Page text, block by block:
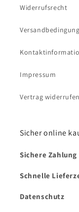
Widerrufsrecht
Impressum
Vertrag widerrufen
Sicher online
Sichere Zahlung
Schnelle
Datenschutz